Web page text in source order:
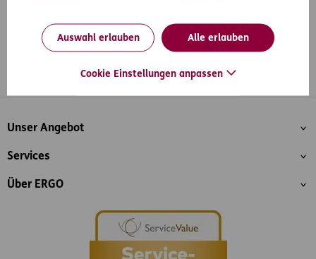
Auswahl erlauben Alle erlauben
Cookie Einstellungen anpassen
InstagramLinkedIn
Inhaltsübersicht
Unser Angebot
Services
Über ERGO